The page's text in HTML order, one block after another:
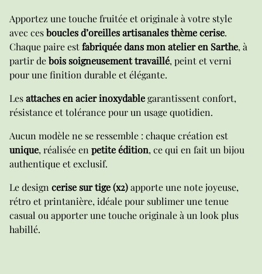
Apportez une touche fruitée et originale à votre style
avec cesboucles d’oreilles artisanales thème cerise.
Chaque paire estfabriquée dans mon atelier en Sarthe, à
partir debois soigneusement travaillé, peint et verni
pour une finition durable et élégante.
Lesattaches en acier inoxydablegarantissent confort,
résistance et tolérance pour un usage quotidien.
Aucun modèle ne se ressemble : chaque création est
unique, réalisée en petite édition, ce qui en fait un bijou
authentique et exclusif.
Le design cerise sur tige (x2)apporte une note joyeuse,
rétro et printanière, idéale pour sublimer une tenue
casual ou apporter une touche originale à un look plus
habillé.